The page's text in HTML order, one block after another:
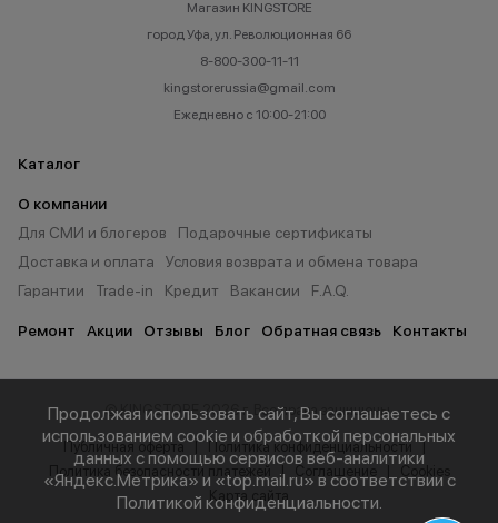
Магазин KINGSTORE
город Уфа, ул. Революционная 66
8-800-300-11-11
kingstorerussia@gmail.com
Ежедневно с 10:00-21:00
Каталог
О компании
Для СМИ и блогеров
Подарочные сертификаты
Доставка и оплата
Условия возврата и обмена товара
Гарантии
Trade-in Кредит Вакансии F.A.Q.
Ремонт Акции Отзывы Блог Обратная связь Контакты
© KINGSTORE 2026 г. Все права защищены.
Публичная оферта
Политика конфиденциальности
Политика безопасности платежей
Карта сайта
Продолжая использовать сайт, Вы соглашаетесь с
использованием cookie и обработкой персональных
данных с помощью сервисов веб-аналитики
«Яндекс.Метрика» и «top.mail.ru» в соответствии с
Политикой конфиденциальности.